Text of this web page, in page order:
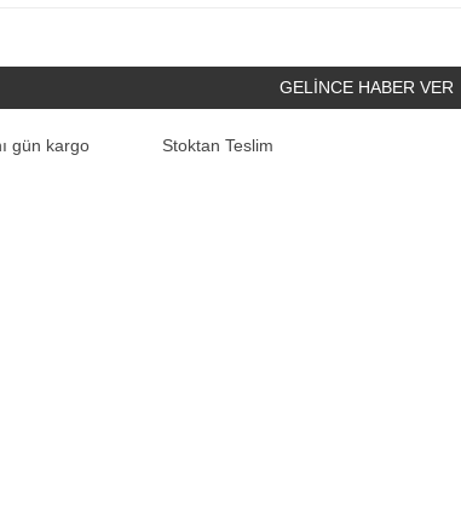
GELİNCE HABER VER
gün kargo Stoktan Teslim